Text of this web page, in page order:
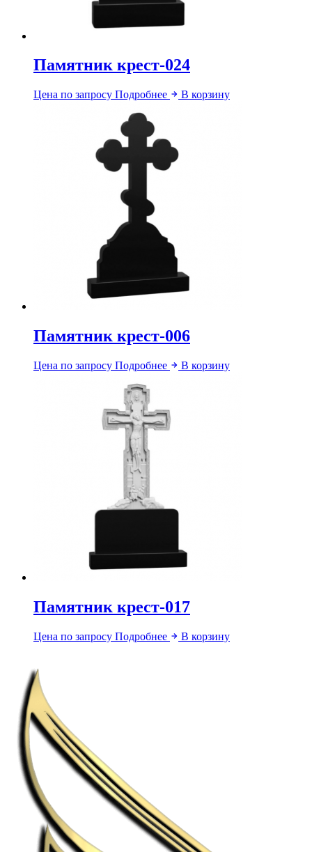
Памятник крест-024
Цена по запросу Подробнее В корзину
Памятник крест-006
Цена по запросу Подробнее В корзину
Памятник крест-017
Цена по запросу Подробнее В корзину